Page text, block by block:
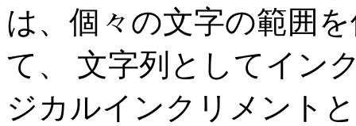
は、個々の文字の範囲
て、 文字列としてイン
ジカルインクリメント